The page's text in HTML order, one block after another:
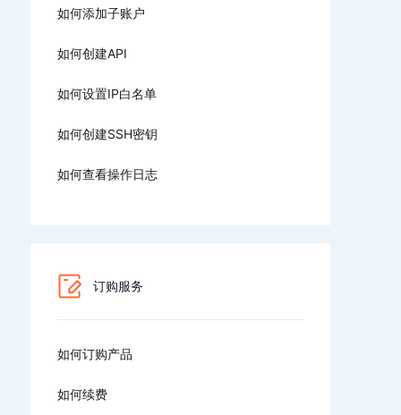
如何添加子账户
如何创建API
如何设置IP白名单
如何创建SSH密钥
如何查看操作日志
订购服务
如何订购产品
如何续费